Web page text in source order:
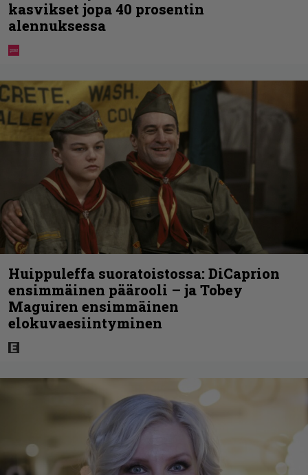
kasvikset jopa 40 prosentin
alennuksessa
Huippuleffa suoratoistossa: DiCaprion
ensimmäinen päärooli – ja Tobey
Maguiren ensimmäinen
elokuvaesiintyminen